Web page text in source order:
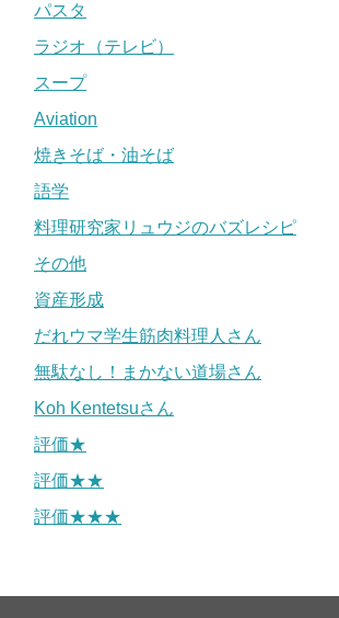
パスタ
ラジオ（テレビ）
スープ
Aviation
焼きそば・油そば
語学
料理研究家リュウジのバズレシピ
その他
資産形成
だれウマ学生筋肉料理人さん
無駄なし！まかない道場さん
Koh Kentetsuさん
評価★
評価★★
評価★★★